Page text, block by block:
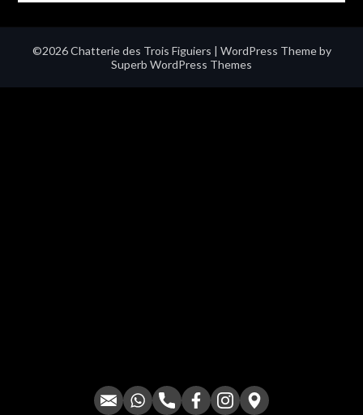
©2026 Chatterie des Trois Figuiers | WordPress Theme by
Superb WordPress Themes